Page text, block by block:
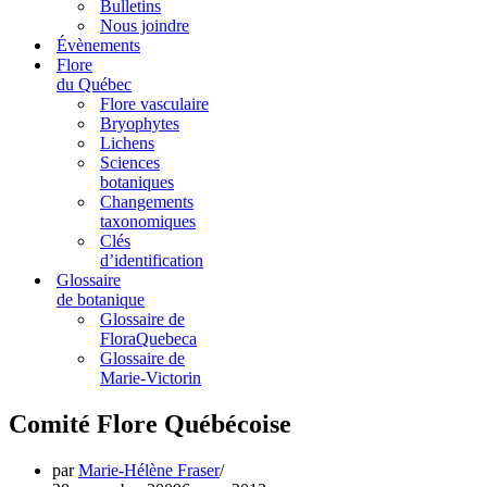
Bulletins
Nous joindre
Évènements
Flore
du Québec
Flore vasculaire
Bryophytes
Lichens
Sciences
botaniques
Changements
taxonomiques
Clés
d’identification
Glossaire
de botanique
Glossaire de
FloraQuebeca
Glossaire de
Marie-Victorin
Comité Flore Québécoise
parMarie-Hélène Fraser